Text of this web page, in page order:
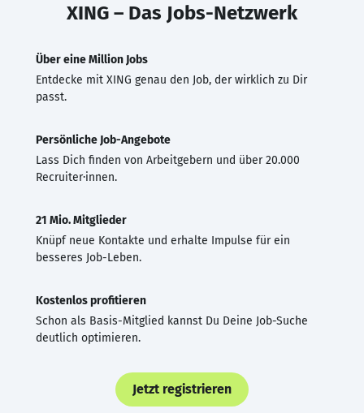
XING – Das Jobs-Netzwerk
Über eine Million Jobs
Entdecke mit XING genau den Job, der wirklich zu Dir
passt.
Persönliche Job-Angebote
Lass Dich finden von Arbeitgebern und über 20.000
Recruiter·innen.
21 Mio. Mitglieder
Knüpf neue Kontakte und erhalte Impulse für ein
besseres Job-Leben.
Kostenlos profitieren
Schon als Basis-Mitglied kannst Du Deine Job-Suche
deutlich optimieren.
Jetzt registrieren